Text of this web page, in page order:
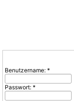
Benutzername: *
Passwort: *